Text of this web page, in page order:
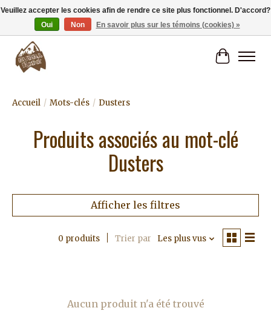
Livraison gratuite à partir de 80€.
Panier
Accueil / Mots-clés / Dusters
Produits associés au mot-clé
Dusters
Afficher les filtres
0 produits Trier par Les plus vus
Aucun produit n'a été trouvé
Veuillez accepter les cookies afin de rendre ce site plus fonctionnel. D'accord?
Oui
Non En savoir plus sur les témoins (cookies) »